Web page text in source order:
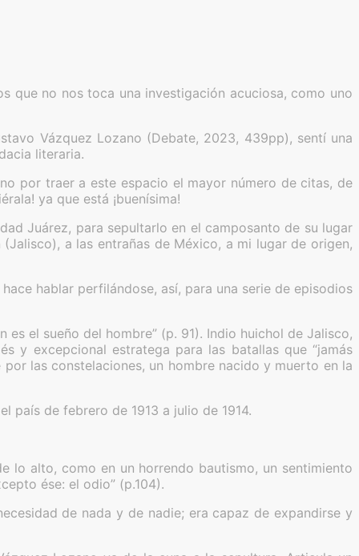
que no nos toca una investigación acuciosa, como uno
Vázquez Lozano (Debate, 2023, 439pp), sentí una
literaria.
por traer a este espacio el mayor número de citas, de
ya que está ¡buenísima!
Juárez, para sepultarlo en el camposanto de su lugar
a las entrañas de México, a mi lugar de origen,
hablar perfilándose, así, para una serie de episodios
el sueño del hombre” (p. 91). Indio huichol de Jalisco,
y excepcional estratega para las batallas que “jamás
las constelaciones, un hombre nacido y muerto en la
país de febrero de 1913 a julio de 1914.
lo alto, como en un horrendo bautismo, un sentimiento
ése: el odio” (p.104).
de nada y de nadie; era capaz de expandirse y